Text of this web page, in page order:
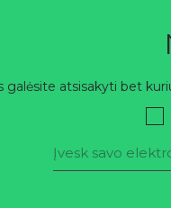
galėsite atsisakyti bet